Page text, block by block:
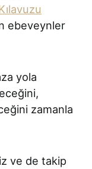
ebeveynler
yola
zamanla
ve de takip